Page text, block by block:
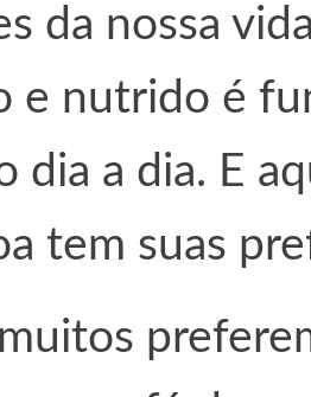
da nossa
e nutrido é
dia a dia. E
tem suas